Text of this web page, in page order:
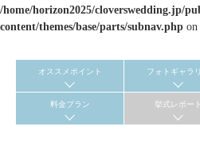
/home/horizon2025/cloverswedding.jp/
content/themes/base/parts/subnav.php
オススメポイント フォトギャラ
料金プラン 挙式レポート